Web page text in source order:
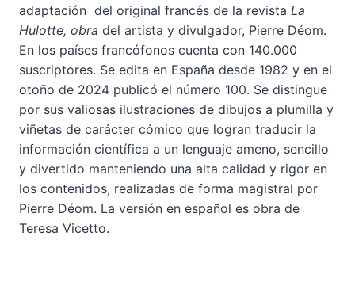
adaptación del original francés de la revista La
Hulotte, obra del artista y divulgador, Pierre Déom.
En los países francófonos cuenta con 140.000
suscriptores. Se edita en España desde 1982 y en el
otoño de 2024 publicó el número 100. Se distingue
por sus valiosas ilustraciones de dibujos a plumilla y
viñetas de carácter cómico que logran traducir la
información científica a un lenguaje ameno, sencillo
y divertido manteniendo una alta calidad y rigor en
los contenidos, realizadas de forma magistral por
Pierre Déom. La versión en español es obra de
Teresa Vicetto.